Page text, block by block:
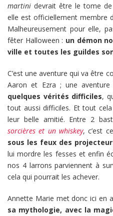
martini devrait être le tome
elle est officiellement membre
Malheureusement pour elle,
fêter Halloween : un démon
ville et toutes les guildes
C’est une aventure qui va être
Aaron et Ezra ; une
quelques vérités difficiles,
tout aussi difficiles. Et tout
leur belle amitié. Entre 2
sorcières et un whiskey, c’est
sous les feux des
lui mordre les fesses et enfin
nos 4 larrons parviennent à
cela qui pourrait les achever.
Annette Marie met donc ici en
sa mythologie, avec la